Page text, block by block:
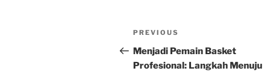
Post
navigation
Previous
Post
PREVIOUS
Menjadi Pemain Basket
Profesional: Langkah Menuju